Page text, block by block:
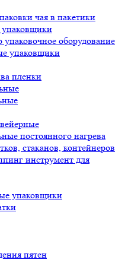
чая в пакетики
оборудование
упаковщики
пленки
постоянного нагрева
стаканов, контейнеров
инструмент для
упаковщики
пятен